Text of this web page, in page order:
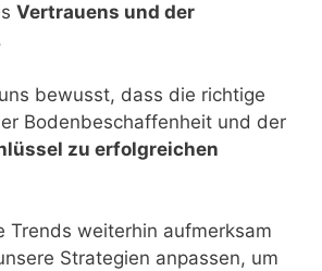
Vertrauens und der
bewusst, dass die richtige
Bodenbeschaffenheit und der
zu erfolgreichen
Trends weiterhin aufmerksam
Strategien anpassen, um